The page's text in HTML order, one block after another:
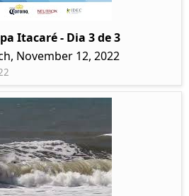
Itacaré - Dia 3 de 3
November 12, 2022